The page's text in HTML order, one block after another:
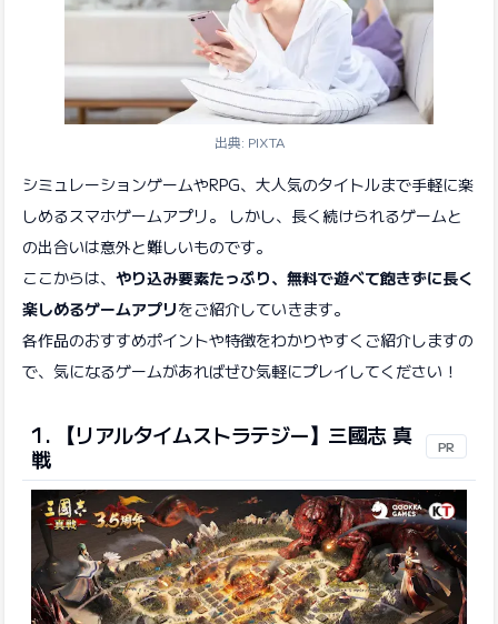
出典: PIXTA
シミュレーションゲームやRPG、大人気のタイトルまで手軽に楽
しめるスマホゲームアプリ。 しかし、長く続けられるゲームと
の出合いは意外と難しいものです。
ここからは、 やり込み要素たっぷり、無料で遊べて飽きずに長く
楽しめるゲームアプリをご紹介していきます。
各作品のおすすめポイントや特徴をわかりやすくご紹介しますの
で、気になるゲームがあればぜひ気軽にプレイしてください！
1. 【リアルタイムストラテジー】三國志 真
戦
PR